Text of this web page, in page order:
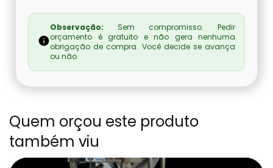
Embaladora De Peças Automotivas
Embaladora De Pó
Embaladora Invertida
Fábrica De Máquinas Empacotadoras
Observação: Sem compromisso. Pedir
orçamento é gratuito e não gera nenhuma
obrigação de compra. Você decide se avança
ou não.
Quem orçou este produto
também viu